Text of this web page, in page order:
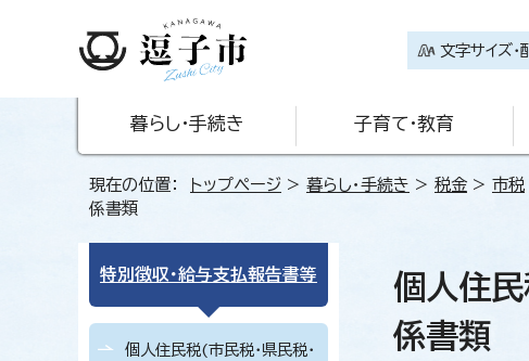
文字サイズ
暮らし・手続き 子育て・教育
現在の位置： トップページ > 暮らし・手続き > 税金 > 市税
係書類
個人住民
係書類
特別徴収・給与支払報告書等
個人住民税(市民税・県民税・